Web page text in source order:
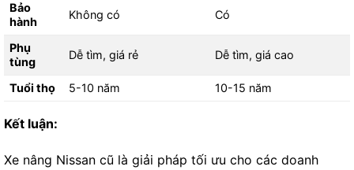
Bảo
hành
Không có Có
Phụ
tùng
Dễ tìm, giá rẻ Dễ tìm, giá cao
Tuổi thọ 5-10 năm 10-15 năm
Kết luận:
Xe nâng Nissan cũ là giải pháp tối ưu cho các doanh